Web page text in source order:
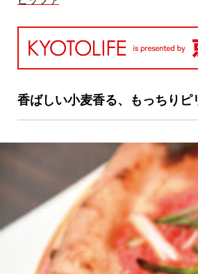
MAIN MENU
SERIES
カレーが好き
京都おやつクラブ
私と店のはなし
今月の京みやげ
香ばしい小麦香る、もっちりピ